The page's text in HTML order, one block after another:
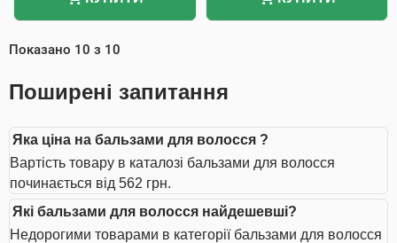
Показано 10 з 10
Поширені запитання
Яка ціна на бальзами для волосся ?
Вартість товару в каталозі бальзами для волосся
починається від 562 грн.
Які бальзами для волосся найдешевші?
Недорогими товарами в категорії бальзами для волосся